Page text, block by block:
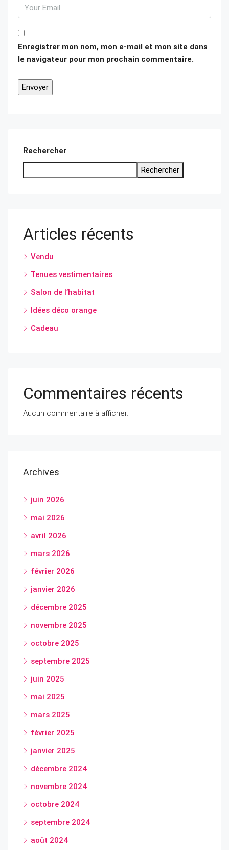
Enregistrer mon nom, mon e-mail et mon site dans
le navigateur pour mon prochain commentaire.
Rechercher
Rechercher
Articles récents
Vendu
Tenues vestimentaires
Salon de l’habitat
Idées déco orange
Cadeau
Commentaires récents
Aucun commentaire à afficher.
Archives
juin 2026
mai 2026
avril 2026
mars 2026
février 2026
janvier 2026
décembre 2025
novembre 2025
octobre 2025
septembre 2025
juin 2025
mai 2025
mars 2025
février 2025
janvier 2025
décembre 2024
novembre 2024
octobre 2024
septembre 2024
août 2024